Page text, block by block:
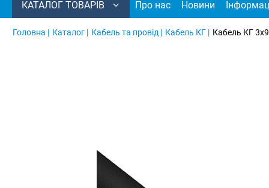
КАТАЛОГ ТОВАРІВ Про нас Новини
Головна | Каталог | Кабель та провід | Кабель КГ | Кабель КГ